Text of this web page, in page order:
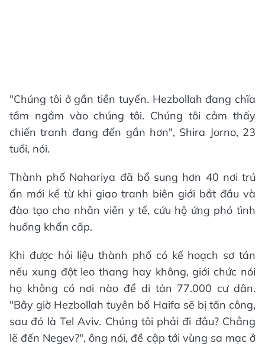
"Chúng tôi ở gần tiền tuyến. Hezbollah đang chĩa
tầm ngắm vào chúng tôi. Chúng tôi cảm thấy
chiến tranh đang đến gần hơn", Shira Jorno, 23
tuổi, nói.
Thành phố Nahariya đã bổ sung hơn 40 nơi trú
ẩn mới kể từ khi giao tranh biên giới bắt đầu và
đào tạo cho nhân viên y tế, cứu hộ ứng phó tình
huống khẩn cấp.
Khi được hỏi liệu thành phố có kế hoạch sơ tán
nếu xung đột leo thang hay không, giới chức nói
họ không có nơi nào để di tản 77.000 cư dân.
"Bây giờ Hezbollah tuyên bố Haifa sẽ bị tấn công,
sau đó là Tel Aviv. Chúng tôi phải đi đâu? Chẳng
lẽ đến Negev?", ông nói, đề cập tới vùng sa mạc ở